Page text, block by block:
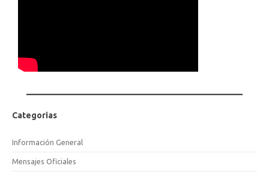
Categorias
Información General
Mensajes Oficiales